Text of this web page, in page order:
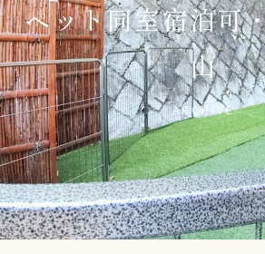
ペット同室宿泊可
山
ARCHIVE